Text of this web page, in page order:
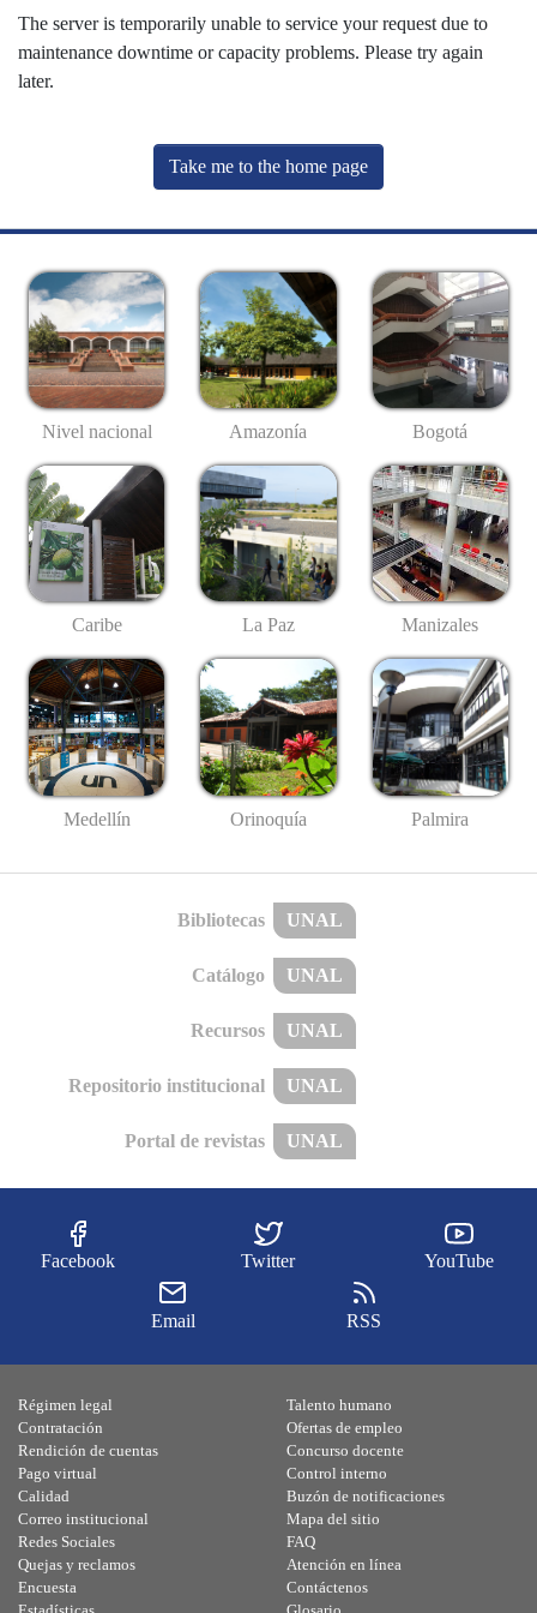
The server is temporarily unable to service your request due to
maintenance downtime or capacity problems. Please try again
later.
Take me to the home page
Nivel nacional Amazonía Bogotá
Caribe La Paz Manizales
Medellín Orinoquía Palmira
Bibliotecas UNAL
Catálogo UNAL
Recursos UNAL
Repositorio institucional UNAL
Portal de revistas UNAL
Facebook Twitter YouTube
Email RSS
Régimen legal
Contratación
Rendición de cuentas
Pago virtual
Calidad
Talento humano
Ofertas de empleo
Concurso docente
Control interno
Buzón de notificaciones
Correo institucional
Redes Sociales
Quejas y reclamos
Encuesta
Mapa del sitio
FAQ
Atención en línea
Contáctenos